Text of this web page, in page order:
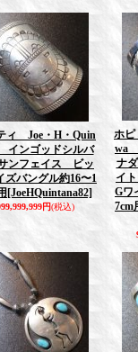
ィ Joe・H・Quin
ンゴッドシルバ
ンフェイス ビッ
ズバングル約16〜1
[JoeHQuintana82]
円(税込)
ホ
wa
ナ
イ
Gワ
7cm